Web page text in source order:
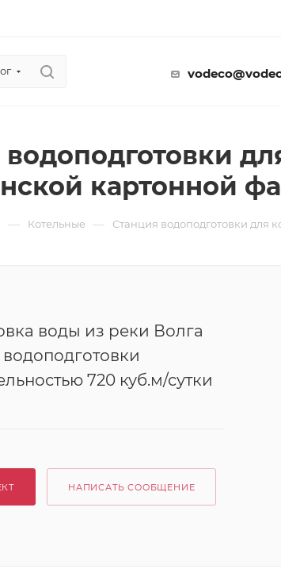
картонной
— Котельные — Станция водоподготовки для
воды из реки Волга
720 куб.м/сутки
НАПИСАТЬ СООБЩЕНИЕ